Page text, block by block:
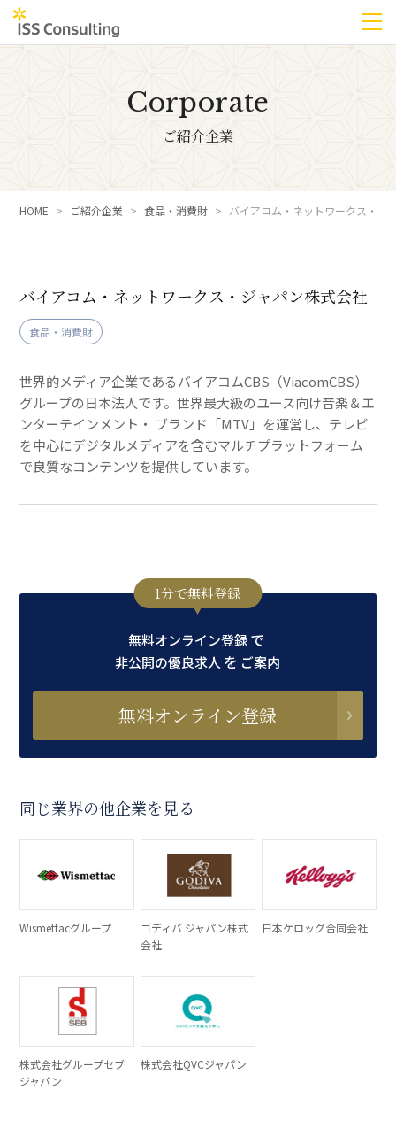
Corporate
ご紹介企業
HOME ご紹介企業 食品・消費財 バイアコム・ネットワークス・ジ
バイアコム・ネットワークス・ジャパン株式会社
食品・消費財
世界的メディア企業であるバイアコムCBS（ViacomCBS）
グループの日本法人です。世界最大級のユース向け音楽＆エ
ンターテインメント・ ブランド「MTV」を運営し、テレビ
を中心にデジタルメディアを含むマルチプラットフォーム
で良質なコンテンツを提供しています。
1分で無料登録
無料オンライン登録で
非公開の優良求人 を ご案内
無料オンライン登録
同じ業界の他企業を見る
Wismettacグループ
ゴディバ ジャパン株式
会社
日本ケロッグ合同会社
株式会社グループセブ
ジャパン
株式会社QVCジャパン